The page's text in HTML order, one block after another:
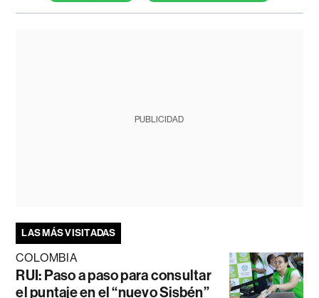
PUBLICIDAD
LAS MÁS VISITADAS
COLOMBIA
RUI: Paso a paso para consultar
el puntaje en el “nuevo Sisbén”